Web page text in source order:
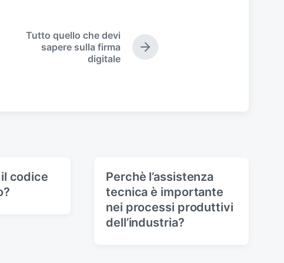
N
e
Tutto quello che devi
sapere sulla firma
digitale
codice
Perchè l’assistenza
tecnica è importante
nei processi produttivi
dell’industria?